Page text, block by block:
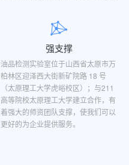
强支撑
油品检测实验室位于山西省太原市万
柏林区迎泽西大街新矿院路 18 号
（太原理工大学虎峪校区）；与211
高等院校太原理工大学建立合作，有
着强大的师资团队支撑，使我们可以
更好的为企业提供服务。